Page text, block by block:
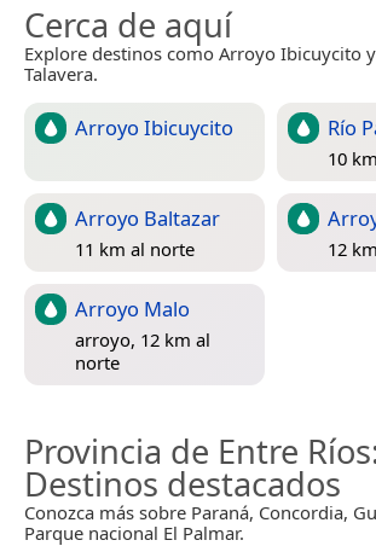
Cerca de aquí
Explore destinos como Arroyo Ibicuycito
Talavera.
Arroyo Ibicuycito Río
10
Arroyo Baltazar
11 km al norte 12
Arroyo Malo
arroyo, 12 km al
norte
Provincia de Entre Ríos
Destinos destacados
Conozca más sobre Paraná, Concordia,
Parque nacional El Palmar.